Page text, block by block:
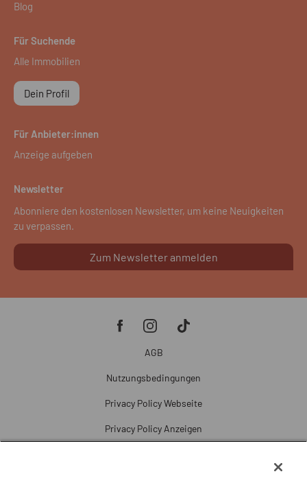
Blog
Für Suchende
Alle Immobilien
Dein Profil
Für Anbieter:innen
Anzeige aufgeben
Newsletter
Abonniere den kostenlosen Newsletter, um keine Neuigkeiten
zu verpassen.
Zum Newsletter anmelden
AGB
Nutzungsbedingungen
Privacy Policy Webseite
Privacy Policy Anzeigen